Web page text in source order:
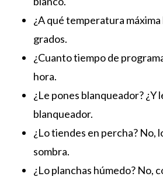
¿A qué temperatura máxima
grados.
¿Cuanto tiempo de
hora.
¿Le pones blanqueador? ¿Y
blanqueador.
¿Lo tiendes en percha? No,
sombra.
¿Lo planchas húmedo? No,